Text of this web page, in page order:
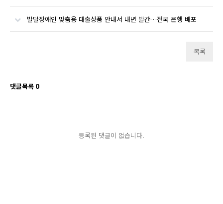
발달장애인 맞춤용 대출상품 안내서 내년 발간…전국 은행 배포
목록
댓글목록 0
등록된 댓글이 없습니다.